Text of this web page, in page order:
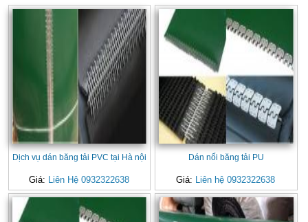
Dịch vụ dán băng tải PVC tại Hà nội
Giá: Liên Hệ 0932322638
Dán nối băng tải PU
Giá: Liên hệ 0932322638